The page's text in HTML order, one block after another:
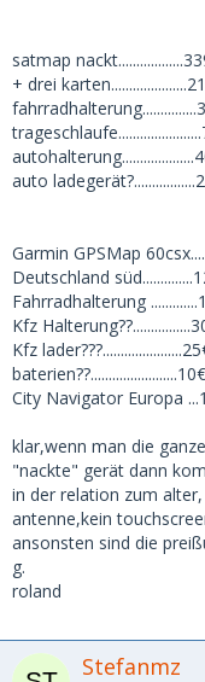
satmap
+ drei
auto
Garmin GPSMap
Deutschland
Fahrradhalterung
Kfz
Kfz
baterien??........................10€
City Navigator Europa
klar,wenn man die
"nackte" gerät dann
in der relation zum
antenne,kein
ansonsten sind die
g.
roland
Stefanmz